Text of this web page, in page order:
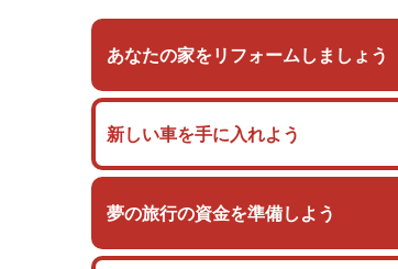
あなたの家をリフォームしましょう
新しい車を手に入れよう
夢の旅行の資金を準備しよう